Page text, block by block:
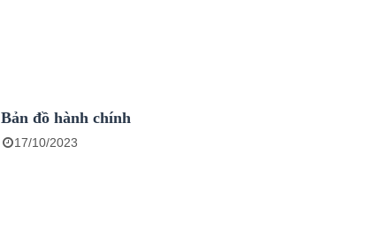
Bản đồ hành chính
17/10/2023